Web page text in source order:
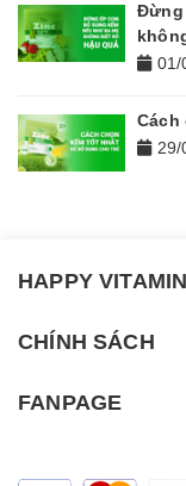
Đừng
01/
Cách
29/
HAPPY
CHÍNH SÁCH
FANPAGE